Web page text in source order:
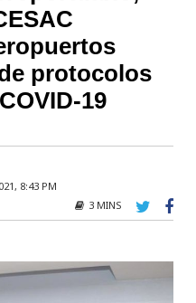
protocolos
19
8:43 PM
3 MINS